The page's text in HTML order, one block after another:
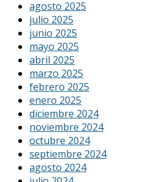
agosto 2025
julio 2025
junio 2025
mayo 2025
abril 2025
marzo 2025
febrero 2025
enero 2025
diciembre 2024
noviembre 2024
octubre 2024
septiembre 2024
agosto 2024